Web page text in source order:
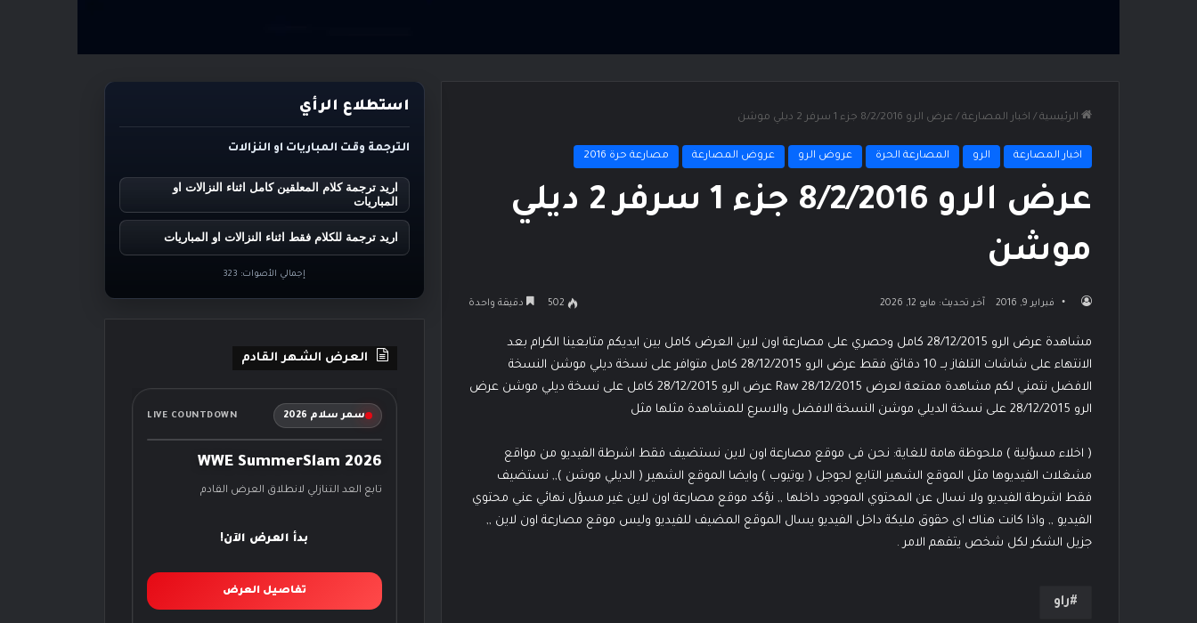
الرئيسية / اخبار المصارعة / عرض الرو 8/2/2016 جزء 1 سرفر 2 ديلي موشن
اخبار المصارعة الرو المصارعة الحرة عروض الرو عروض المصارعة مصارعة حرة 2016
عرض الرو 8/2/2016 جزء 1 سرفر 2 ديلي
موشن
فبراير 9, 2016 آخر تحديث: مايو 12, 2026 502 دقيقة واحدة
مشاهدة عرض الرو 28/12/2015 كامل وحصري على مصارعة اون لاين العرض كامل بين ايديكم متابعينا الكرام بعد
الانتهاء على شاشات التلفاز بــ 10 دقائق فقط عرض الرو 28/12/2015 كامل متوافر على نسخة ديلي موشن النسخة
الافضل نتمني لكم مشاهدة ممتعة لعرض Raw 28/12/2015 عرض الرو 28/12/2015 كامل على نسخة ديلي موشن عرض
الرو 28/12/2015 على نسخة الديلي موشن النسخة الافضل والاسرع للمشاهدة مثلها مثل
( اخلاء مسؤلية ) ملحوظة هامة للغاية: نحن فى موقع مصارعة اون لاين نستضيف فقط اشرطة الفيديو من مواقع
مشغلات الفيديوها مثل الموقع الشهير التابع لجوجل ( يوتيوب ) وايضا الموقع الشهير ( الديلي موشن ),, نستضيف
فقط اشرطة الفيديو ولا نسال عن المحتوي الموجود داخلها ,, نؤكد موقع مصارعة اون لاين غير مسؤل نهائي عني محتوي
الفيديو ,, واذا كانت هناك اى حقوق مليكة داخل الفيديو يسال الموقع المضيف للفيديو وليس موقع مصارعة اون لاين ,,
جزيل الشكر لكل شخص يتفهم الامر .
راو
استطلاع الرأي
الترجمة وقت المباريات او النزالات
اريد ترجمة كلام المعلقين كامل اثناء النزالات او
المباريات
اريد ترجمة للكلام فقط اثناء النزالات او المباريات
إجمالي الأصوات: 323
العرض الشهر القادم
سمر سلام 2026 LIVE COUNTDOWN
WWE SummerSlam 2026
تابع العد التنازلي لانطلاق العرض القادم
بدأ العرض الآن!
تفاصيل العرض